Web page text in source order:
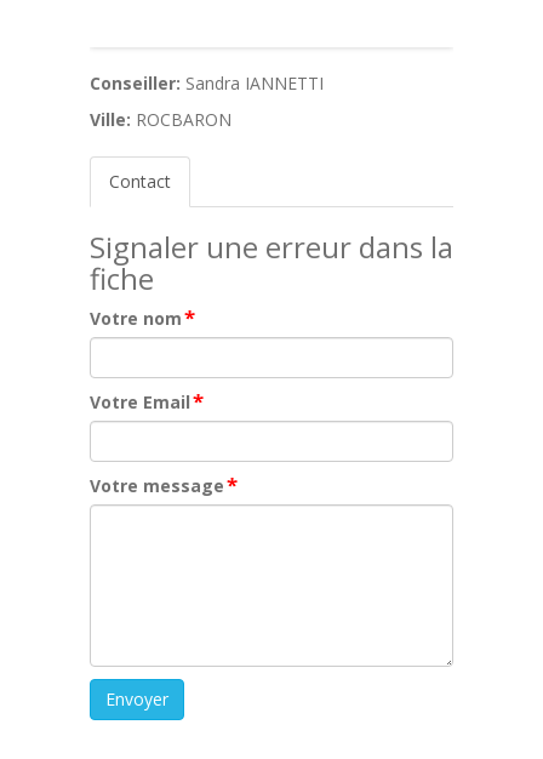
Conseiller: Sandra IANNETTI
Ville: ROCBARON
Contact
Signaler une erreur dans la
fiche
Votre nom*
Votre Email*
Votre message*